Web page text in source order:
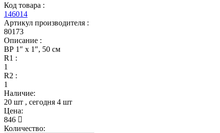
Код товара :
146014
Артикул производителя :
80173
Описание :
ВР 1″ x 1″, 50 см
R1 :
1
R2 :
1
Наличие:
20 шт , сегодня 4 шт
Цена:
846
Количество: